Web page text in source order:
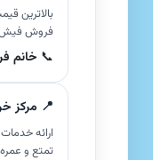
بالاترین
فروش
📞 خانم
📍 مرکز
ارائه
تمتع و